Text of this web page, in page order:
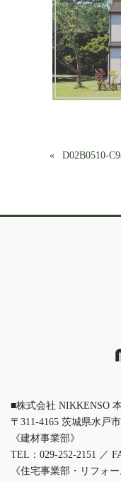
D02B0510-
■株式会社 NIKKENSO
〒311-4165 茨城県水戸
《建材事業部》
TEL：029-252-2151 ／
《住宅事業部・リフォー